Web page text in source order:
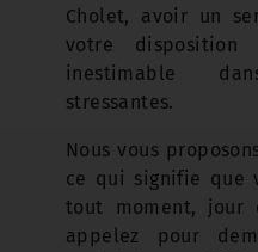
Cholet, avoir un
votre disposition
inestimable
stressantes.
Nous vous
ce qui signifie que
tout moment, jour
appelez pour